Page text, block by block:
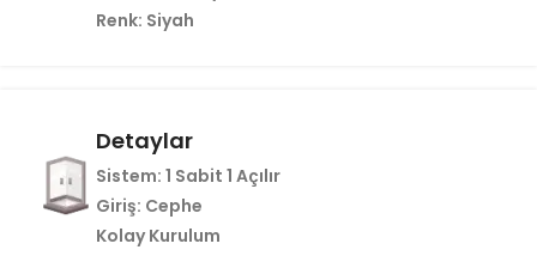
Renk: Siyah
Detaylar
Sistem: 1 Sabit 1 Açılır
Giriş: Cephe
KolayKurulum